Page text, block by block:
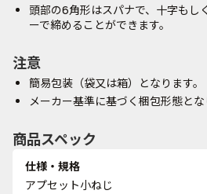
頭部の6角形はスパナで、十字もし
ーで締めることができます。
注意
簡易包装（袋又は箱）となります。
メーカー基準に基づく梱包形態とな
商品スペック
仕様・規格
アプセット小ねじ